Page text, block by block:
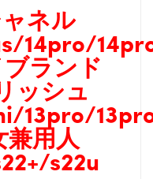
ネル
14pro/
ランド
ッシュ
13pro/
兼用人
s22u